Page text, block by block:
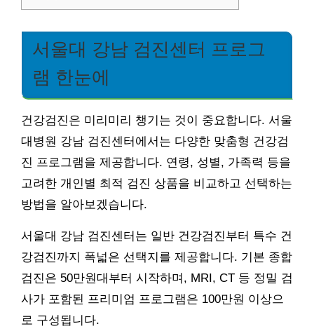
서울대 강남 검진센터 프로그
램 한눈에
건강검진은 미리미리 챙기는 것이 중요합니다. 서울
대병원 강남 검진센터에서는 다양한 맞춤형 건강검
진 프로그램을 제공합니다. 연령, 성별, 가족력 등을
고려한 개인별 최적 검진 상품을 비교하고 선택하는
방법을 알아보겠습니다.
서울대 강남 검진센터는 일반 건강검진부터 특수 건
강검진까지 폭넓은 선택지를 제공합니다. 기본 종합
검진은 50만원대부터 시작하며, MRI, CT 등 정밀 검
사가 포함된 프리미엄 프로그램은 100만원 이상으
로 구성됩니다.